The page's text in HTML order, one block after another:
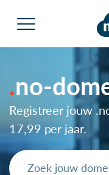
no-
Registreer jouw
17,99 per jaar.